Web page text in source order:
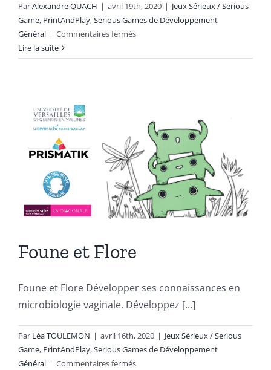
ParAlexandre QUACH | avril 19th, 2020 | Jeux Sérieux / Serious
Game, PrintAndPlay,Serious Games de Développement
Général | Commentaires ferméssur
jeu
Lire la suite
Foune et Flore
Foune et Flore Développer ses connaissances en
microbiologie vaginale. Développez [...]
Par Léa TOULEMON | avril 16th, 2020 | Jeux Sérieux / Serious
Game, PrintAndPlay,Serious Games de Développement
Général | Commentaires ferméssur